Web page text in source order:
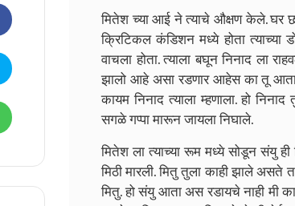
मितेश च्या आई ने त्याचे औक्षण केले. घर
क्रिटिकल कंडिशन मध्ये होता त्याच्या
वाचला होता. त्याला बघून निनाद ला
झालो आहे असा रडणार आहेस का तू आता
कायम निनाद त्याला म्हणाला. हो
सगळे गप्पा मारून जायला निघाले.
मितेश ला त्याच्या रूम मध्ये सोडून संयु
मिठी मारली. मितु तुला काही झाले
मितु. हो संयु आता अस रडायचे नाही मी